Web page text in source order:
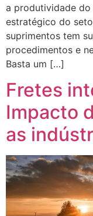
a produtividade
estratégico do
suprimentos tem
procedimentos e
Basta um […]
Fretes
Impacto
as